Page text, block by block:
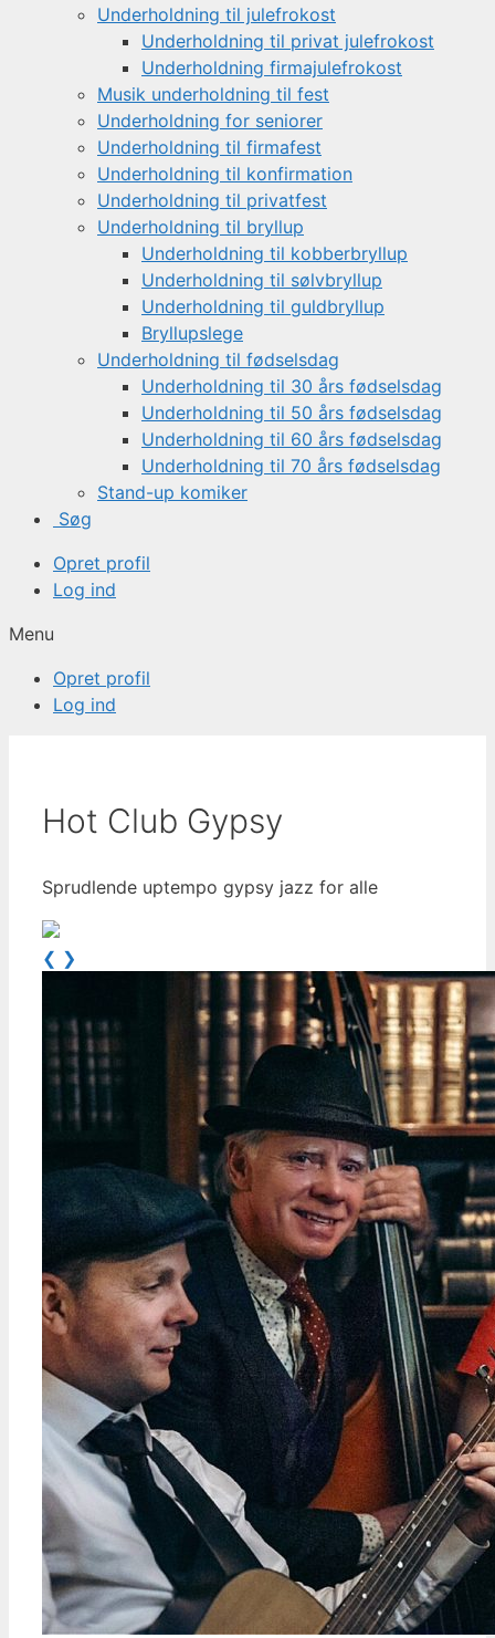
Underholdning til julefrokost
Underholdning til privat julefrokost
Underholdning firmajulefrokost
Musik underholdning til fest
Underholdning for seniorer
Underholdning til firmafest
Underholdning til konfirmation
Underholdning til privatfest
Underholdning til bryllup
Underholdning til kobberbryllup
Underholdning til sølvbryllup
Underholdning til guldbryllup
Bryllupslege
Underholdning til fødselsdag
Underholdning til 30 års fødselsdag
Underholdning til 50 års fødselsdag
Underholdning til 60 års fødselsdag
Underholdning til 70 års fødselsdag
Stand-up komiker
Søg
Opret profil
Log ind
Menu
Opret profil
Log ind
Hot Club Gypsy
Sprudlende uptempo gypsy jazz for alle
❮ ❯